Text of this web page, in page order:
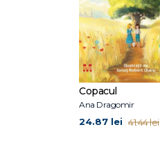
Copacul
Ana Dragomir
24.87 lei 41.44 lei